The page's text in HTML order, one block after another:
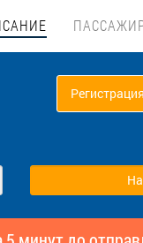
Регистрация